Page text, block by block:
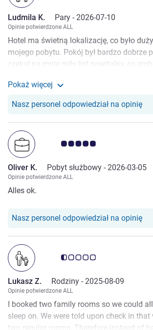
Ludmila K. Pary - 2026-07-10
Opinie potwierdzone ALL
Hotel ma świetną lokalizację, co było
mojego pobytu. Pokój był bardzo dobrze
czekał na mnie miły list powitalny, co
szczegóły. Bardzo miłym zaskoczeniem
kultura osobista pracowników
każdym razem, gdy ich mijałam
pięter, witali mnie uśmiechem i
Takie drobne gesty sprawiają, że gość
mile widziany i są doskonałym
standardu obsługi.
Pokaż więcej
Nasz personel odpowiedział na opinię
Ocena klientów 5.0/5
Oliver K. Pobyt służbowy - 2026-03-05
Opinie potwierdzone ALL
Alles ok.
Nasz personel odpowiedział na opinię
Ocena klientów 0.5/5
Lukasz Z. Rodziny - 2025-08-09
Opinie potwierdzone ALL
I booked two family rooms so we could
sleep on. We were told upon check in that
two regular rooms. Therefore instead of